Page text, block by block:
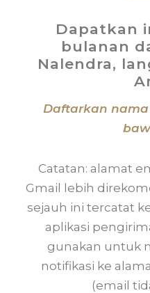
Dapatkan
bulanan
Nalendra,
Daftarkan
Catatan: alamat
Gmail lebih
sejauh ini tercatat
aplikasi
gunakan untuk
notifikasi ke
(email